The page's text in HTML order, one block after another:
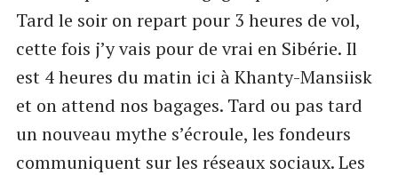
Tard le soir on repart pour 3 heures de vol,
cette fois j’y vais pour de vrai en Sibérie. Il
est 4 heures du matin ici à Khanty-Mansiisk
et on attend nos bagages. Tard ou pas tard
un nouveau mythe s’écroule, les fondeurs
communiquent sur les réseaux sociaux. Les